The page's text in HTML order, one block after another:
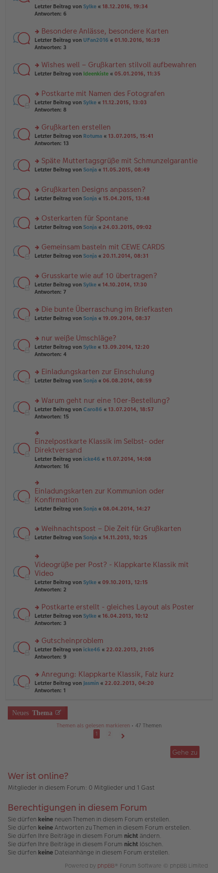
g
B
ei
a
g
el
es
er
B
ei
a
g
r
u
n
el
es
e
B
ei
a
g
Letzter Beitrag von Sylke « 18.12.2016, 19:34
Antworten: 6
rs
te
n
g
es
e
n
er
ei
tr
a
Besondere Anlässe, besondere Karten
Letzter Beitrag von UFan2016 « 01.10.2016, 16:39
Antworten: 3
rs
u
n
g
es
e
n
er
ei
tr
Wishes well – Grußkarten stilvoll aufbewahren
Letzter Beitrag von Ideenkiste « 05.01.2016, 11:35
rs
te
n
g
el
e
n
ei
tr
Postkarte mit Namen des Fotografen
Letzter Beitrag von Sylke « 11.12.2015, 13:03
Antworten: 8
rs
te
n
g
es
e
n
B
ei
tr
g
Grußkarten erstellen
Letzter Beitrag von Rotuma « 13.07.2015, 15:41
Antworten: 13
rs
u
n
es
e
B
ei
g
Späte Muttertagsgrüße mit Schmunzelgarantie
Letzter Beitrag von Sonja « 11.05.2015, 08:49
rs
u
n
es
e
B
ei
tr
g
Grußkarten Designs anpassen?
Letzter Beitrag von Sonja « 15.04.2015, 13:48
rs
u
n
es
e
n
B
ei
tr
g
Osterkarten für Spontane
Letzter Beitrag von Sonja « 24.03.2015, 09:02
rs
u
n
g
es
e
n
B
ei
tr
a
Gemeinsam basteln mit CEWE CARDS
Letzter Beitrag von Sonja « 20.11.2014, 08:31
rs
te
n
g
es
e
n
er
ei
tr
Grusskarte wie auf 10 übertragen?
Letzter Beitrag von Sylke « 14.10.2014, 17:30
Antworten: 7
rs
u
n
g
es
e
n
B
ei
tr
a
Die bunte Überraschung im Briefkasten
Letzter Beitrag von Sonja « 19.09.2014, 08:37
rs
te
n
g
es
e
n
er
ei
tr
a
g
nur weiße Umschläge?
Letzter Beitrag von Sylke « 13.09.2014, 12:20
Antworten: 4
rs
u
n
g
es
e
n
er
B
ei
a
g
Einladungskarten zur Einschulung
Letzter Beitrag von Sonja « 06.08.2014, 08:59
rs
te
u
n
g
el
es
e
er
B
ei
tr
a
Warum geht nur eine 10er-Bestellung?
Letzter Beitrag von Caro86 « 13.07.2014, 18:57
Antworten: 15
rs
te
r
u
n
el
es
e
n
ei
tr
Einzelpostkarte Klassik im Selbst- oder
Direktversand
Letzter Beitrag von icke46 « 11.07.2014, 14:08
Antworten: 16
rs
te
r
u
g
el
es
n
er
B
ei
tr
a
Einladungskarten zur Kommunion oder
Konfirmation
Letzter Beitrag von Sonja « 08.04.2014, 14:27
rs
u
n
g
el
es
er
B
ei
a
g
Weihnachtspost – Die Zeit für Grußkarten
Letzter Beitrag von Sonja « 14.11.2013, 10:25
rs
te
r
u
n
el
es
e
B
ei
tr
g
Videogrüße per Post? - Klappkarte Klassik mit
Video
Letzter Beitrag von Sylke « 09.10.2013, 12:15
Antworten: 2
rs
te
n
g
el
e
n
er
tr
a
Postkarte erstellt - gleiches Layout als Poster
Letzter Beitrag von Sylke « 16.04.2013, 10:12
Antworten: 3
rs
te
n
g
el
e
n
er
Gutscheinproblem
Letzter Beitrag von icke46 « 22.02.2013, 21:05
Antworten: 9
rs
te
n
g
tr
a
g
Anregung: Klappkarte Klassik, Falz kurz
Letzter Beitrag von Jasmin « 22.02.2013, 04:20
Antworten: 1
Neues Thema
Themen als gelesen markieren • 47 Themen
1
2
Gehe zu
Wer ist online?
Mitglieder in diesem Forum: 0 Mitglieder und 1 Gast
Berechtigungen in diesem Forum
Sie dürfen keine neuen Themen in diesem Forum erstellen.
Sie dürfen keineAntworten zu Themen in diesem Forum erstellen.
Sie dürfen Ihre Beiträge in diesem Forum nicht ändern.
Sie dürfen Ihre Beiträge in diesem Forum nicht löschen.
Sie dürfen keine Dateianhänge in diesem Forum erstellen.
Powered by phpBB® Forum Software © phpBB Limited